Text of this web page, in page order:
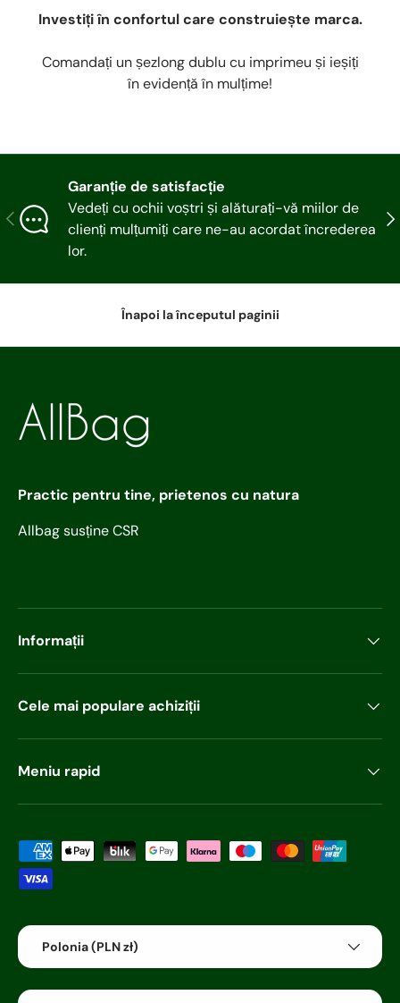
Investiți în confortul care construiește marca.
Comandați un șezlong dublu cu imprimeu și ieșiți
în evidență în mulțime!
Articolul precedent
Garanție de satisfacție
Vedeți cu ochii voștri și alăturați-vă miilor de
clienți mulțumiți care ne-au acordat încrederea
lor.
Înapoi la începutul paginii
Practic pentru tine, prietenos cu natura
Allbag susține CSR
Informații
Cele mai populare achiziții
Meniu rapid
Metode de plată acceptabile
Țara/regiunea
Polonia (PLN zł)
Limba